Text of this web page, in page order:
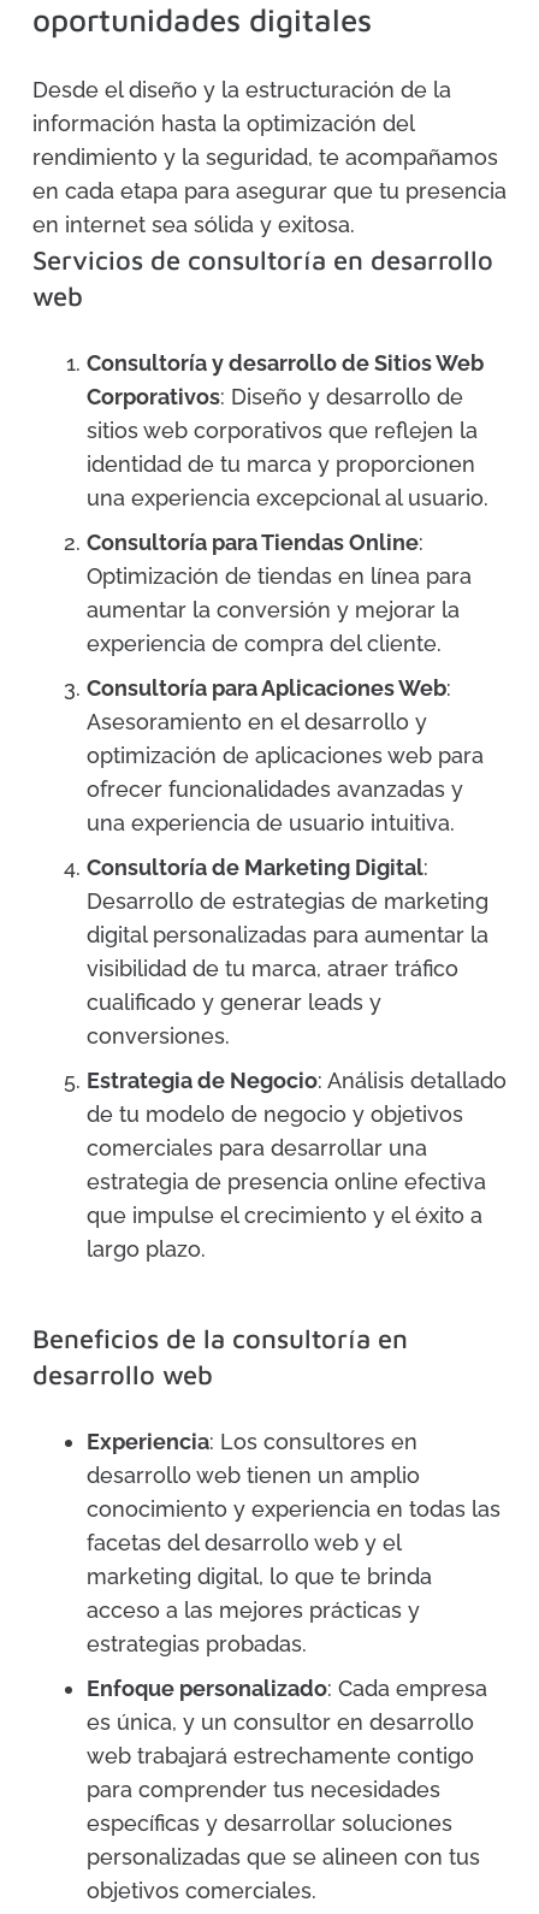
oportunidades digitales
Desde el diseño y la estructuración de la
información hasta la optimización del
rendimiento y la seguridad, te acompañamos
en cada etapa para asegurar que tu presencia
en internet sea sólida y exitosa.
Servicios de consultoría en desarrollo
web
Consultoría y desarrollo de Sitios Web
Corporativos: Diseño y desarrollo de
sitios web corporativos que reflejen la
identidad de tu marca y proporcionen
una experiencia excepcional al usuario.
Consultoría para Tiendas Online:
Optimización de tiendas en línea para
aumentar la conversión y mejorar la
experiencia de compra del cliente.
Consultoría para Aplicaciones Web:
Asesoramiento en el desarrollo y
optimización de aplicaciones web para
ofrecer funcionalidades avanzadas y
una experiencia de usuario intuitiva.
Consultoría de Marketing Digital:
Desarrollo de estrategias de marketing
digital personalizadas para aumentar la
visibilidad de tu marca, atraer tráfico
cualificado y generar leads y
conversiones.
Estrategia de Negocio: Análisis detallado
de tu modelo de negocio y objetivos
comerciales para desarrollar una
estrategia de presencia online efectiva
que impulse el crecimiento y el éxito a
largo plazo.
Beneficios de la consultoría en
desarrollo web
Experiencia: Los consultores en
desarrollo web tienen un amplio
conocimiento y experiencia en todas las
facetas del desarrollo web y el
marketing digital, lo que te brinda
acceso a las mejores prácticas y
estrategias probadas.
Enfoque personalizado: Cada empresa
es única, y un consultor en desarrollo
web trabajará estrechamente contigo
para comprender tus necesidades
específicas y desarrollar soluciones
personalizadas que se alineen con tus
objetivos comerciales.